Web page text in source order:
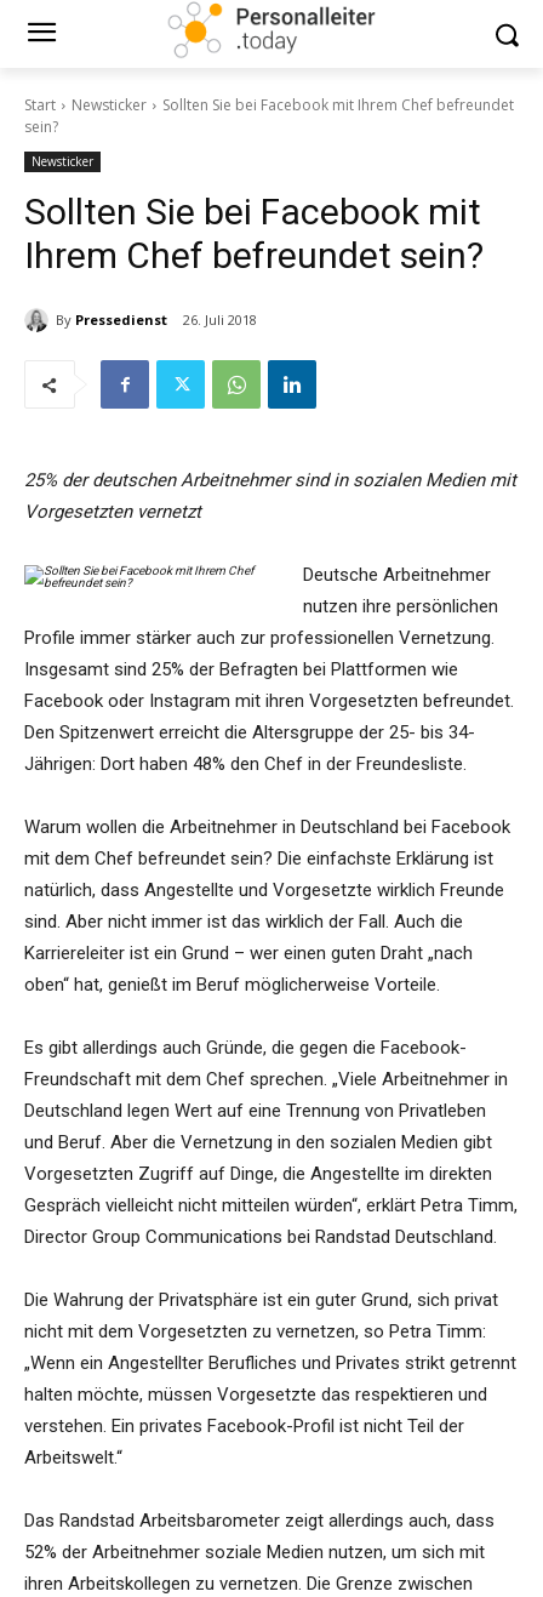
Start Newsticker
Sollten Sie bei Facebook mit Ihrem Chef befreundet
sein?
Newsticker
Sollten Sie bei Facebook mit
Ihrem Chef befreundet sein?
By Pressedienst 26. Juli 2018
25% der deutschen Arbeitnehmer sind in sozialen Medien mit
Vorgesetzten vernetzt
Deutsche Arbeitnehmer
nutzen ihre persönlichen
Profile immer stärker auch zur professionellen Vernetzung.
Insgesamt sind 25% der Befragten bei Plattformen wie
Facebook oder Instagram mit ihren Vorgesetzten befreundet.
Den Spitzenwert erreicht die Altersgruppe der 25- bis 34-
Jährigen: Dort haben 48% den Chef in der Freundesliste.
Warum wollen die Arbeitnehmer in Deutschland bei Facebook
mit dem Chef befreundet sein? Die einfachste Erklärung ist
natürlich, dass Angestellte und Vorgesetzte wirklich Freunde
sind. Aber nicht immer ist das wirklich der Fall. Auch die
Karriereleiter ist ein Grund – wer einen guten Draht „nach
oben“ hat, genießt im Beruf möglicherweise Vorteile.
Es gibt allerdings auch Gründe, die gegen die Facebook-
Freundschaft mit dem Chef sprechen. „Viele Arbeitnehmer in
Deutschland legen Wert auf eine Trennung von Privatleben
und Beruf. Aber die Vernetzung in den sozialen Medien gibt
Vorgesetzten Zugriff auf Dinge, die Angestellte im direkten
Gespräch vielleicht nicht mitteilen würden“, erklärt Petra Timm,
Director Group Communications bei Randstad Deutschland.
Die Wahrung der Privatsphäre ist ein guter Grund, sich privat
nicht mit dem Vorgesetzten zu vernetzen, so Petra Timm:
„Wenn ein Angestellter Berufliches und Privates strikt getrennt
halten möchte, müssen Vorgesetzte das respektieren und
verstehen. Ein privates Facebook-Profil ist nicht Teil der
Arbeitswelt.“
Das Randstad Arbeitsbarometer zeigt allerdings auch, dass
52% der Arbeitnehmer soziale Medien nutzen, um sich mit
ihren Arbeitskollegen zu vernetzen. Die Grenze zwischen